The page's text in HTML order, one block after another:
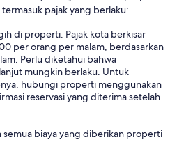
pajak yang berlaku:
di properti. Pajak kota berkisar
per orang per malam, berdasarkan
Perlu diketahui bahwa
mungkin berlaku. Untuk
hubungi properti menggunakan
reservasi yang diterima setelah
semua biaya yang diberikan properti